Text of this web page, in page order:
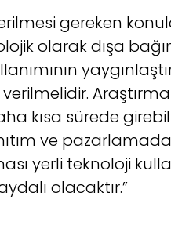
gereken
olarak dışa
kısa sürede
ve
yerli teknoloji
olacaktır.”